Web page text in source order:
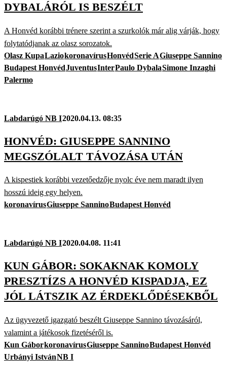
DYBALÁRÓL IS BESZÉLT
A Honvéd korábbi trénere szerint a szurkolók már alig várják, hogy
folytatódjanak az olasz sorozatok.
Olasz KupaLaziokoronavírusHonvédSerie AGiuseppe Sannino
Budapest HonvédJuventusInterPaulo DybalaSimone Inzaghi
Palermo
Labdarúgó NB I2020.04.13. 08:35
HONVÉD: GIUSEPPE SANNINO
MEGSZÓLALT TÁVOZÁSA UTÁN
A kispestiek korábbi vezetőedzője nyolc éve nem maradt ilyen
hosszú ideig egy helyen.
koronavírusGiuseppe SanninoBudapest Honvéd
Labdarúgó NB I2020.04.08. 11:41
KUN GÁBOR: SOKAKNAK KOMOLY
PRESZTÍZS A HONVÉD KISPADJA, EZ
JÓL LÁTSZIK AZ ÉRDEKLŐDÉSEKBŐL
Az ügyvezető igazgató beszélt Giuseppe Sannino távozásáról,
valamint a játékosok fizetéséről is.
Kun GáborkoronavírusGiuseppe SanninoBudapest Honvéd
Urbányi IstvánNB I